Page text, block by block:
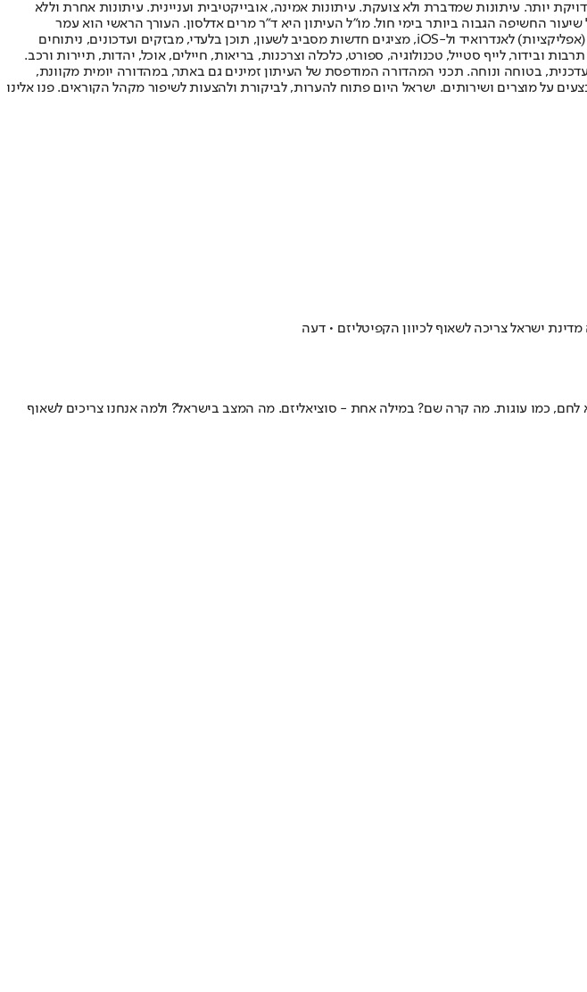
יותר. עיתונות שמדברת ולא צועקת. עיתונות אמינה, אובייקטיבית ועניינית. עיתונות אחרת וללא
וב-2010 הפך "ישראל היום" לעיתון הישראלי בעל שיעור החשיפה הגבוה ביותר בימי חול. מו"ל העיתון היא ד"ר מרים אדלסון. העורך הראשי הוא עמר
לחמנוביץ, והעורך המייסד הוא עמוס רגב. אתרי האינטרנט של "ישראל היום" בעברית ובאנגלית, כמו כן היישומונים (אפליקציות) לאנדרואיד ול-iOS, מציגים חדשות מסביב לשעון, תוכן בלעדי, מבזקים ועדכונים, ניתוחים
ובידור, לייף סטייל, טכנולוגיה, ספורט, כלכלה וצרכנות, בריאות, חיילים, אוכל, יהדות, תיירות ורכב.
עדכנית, בטוחה ונוחה. תכני המהדורה המודפסת של העיתון זמינים גם באתר, במהדורה יומית מקוונת,
על מוצרים ושירותים. ישראל היום פתוח להערות, לביקורת ולהצעות לשיפור מקהל הקוראים. פנו אלינו
ישראל צריכה לשאוף לכיוון הקפיטליזם • דעה
כמו עוגות. מה קרה שם? במילה אחת - סוציאליזם. מה המצב בישראל? ולמה אנחנו צריכים לשאוף